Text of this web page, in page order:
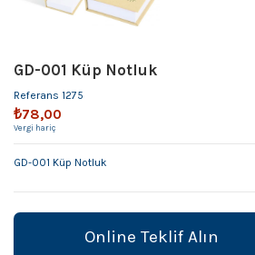
GD-001 Küp Notluk
Referans 1275
₺78,00
Vergi hariç
GD-001 Küp Notluk
Online Teklif Alın